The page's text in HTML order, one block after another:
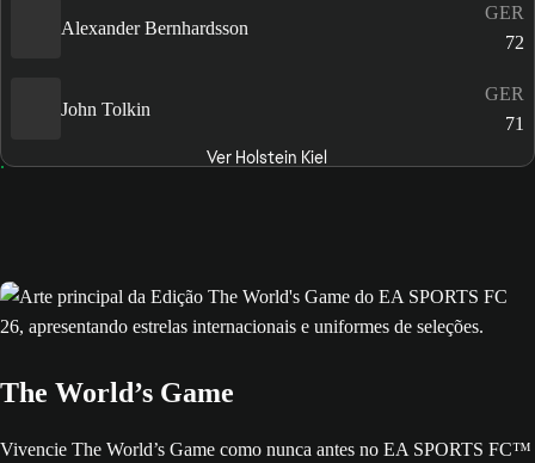
Alexander Bernhardsson
GER
72
John Tolkin
GER
71
Ver Holstein Kiel
The World’s Game
Vivencie The World’s Game como nunca antes no EA SPORTS FC™